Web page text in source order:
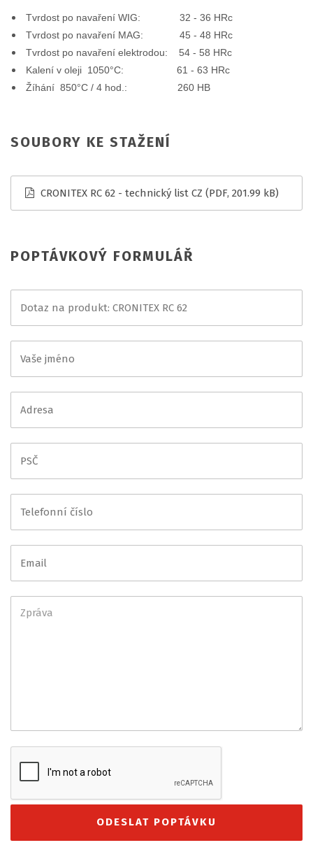
Tvrdost po navaření WIG: 32 - 36 HRc
Tvrdost po navaření MAG: 45 - 48 HRc
Tvrdost po navaření elektrodou: 54 - 58 HRc
Kalení v oleji 1050°C: 61 - 63 HRc
Žíhání 850°C / 4 hod.: 260 HB
SOUBORY KE STAŽENÍ
CRONITEX RC 62 - technický list CZ (PDF, 201.99 kB)
POPTÁVKOVÝ FORMULÁŘ